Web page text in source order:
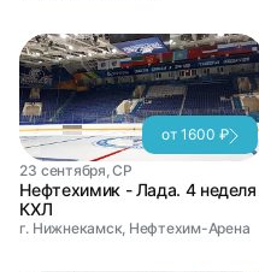
от 1600 ₽
23 сентября, СР
Нефтехимик - Лада. 4 неделя
КХЛ
г. Нижнекамск, Нефтехим-Арена